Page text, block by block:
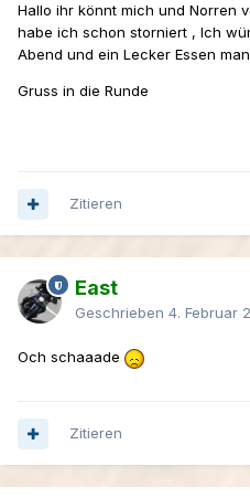
Hallo ihr könnt mich und Norren
habe ich schon storniert , Ich
Abend und ein Lecker Essen
Gruss in die Runde
Zitieren
East
Geschrieben 4. Februar
Och schaaade
Zitieren